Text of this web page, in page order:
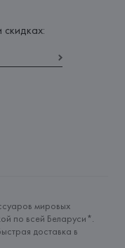
мировых
по всей Беларуси*.
доставка в